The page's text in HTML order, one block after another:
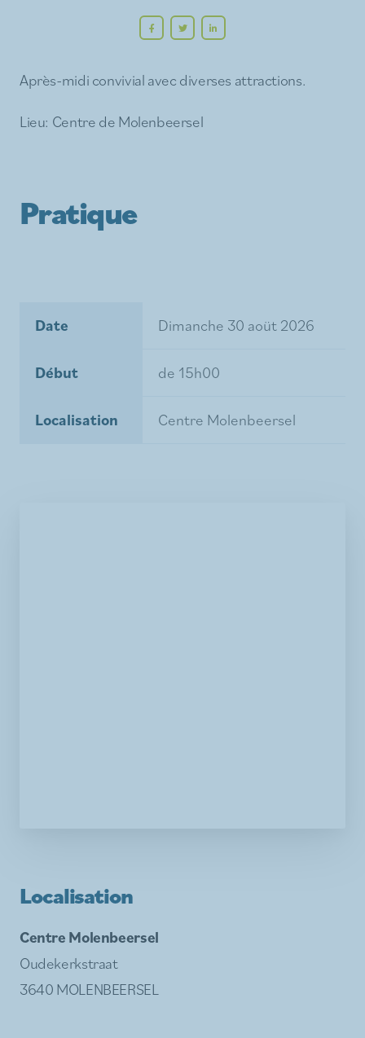
Après-midi convivial avec diverses attractions.
Lieu: Centre de Molenbeersel
Pratique
Date Dimanche 30 aoüt 2026
Début de 15h00
Localisation Centre Molenbeersel
Localisation
Centre Molenbeersel
Oudekerkstraat
3640 MOLENBEERSEL